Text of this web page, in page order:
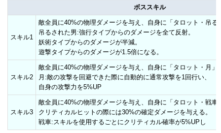
ボススキル
スキル1
敵全員に40%の物理ダメージを与え、自身に「タロット・吊る
吊るされた男:強行タイプからのダメージを全て反射。
妖術タイプからのダメージが半減。
遊撃タイプからのダメージが1.5倍になる。
スキル2
敵全員に40%の物理ダメージを与え、自身に「タロット・月」
月:敵の攻撃を回避できた際に自動的に通常攻撃を1回行い、
自身の攻撃力を5%UP
スキル3
敵全員に40%の物理ダメージを与え、自身に「タロット・戦車
クリティカルヒットの際には30%の確定ダメージを与える。
戦車:スキルを使用するごとにクリティカル確率が5%UPし